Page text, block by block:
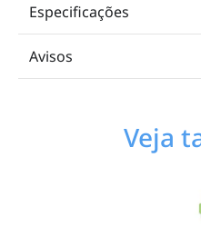
Especificações
Avisos
Veja